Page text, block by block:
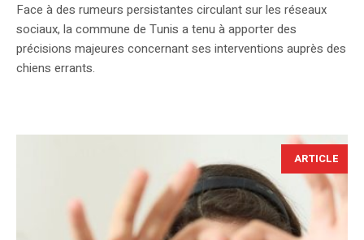
Face à des rumeurs persistantes circulant sur les réseaux
sociaux, la commune de Tunis a tenu à apporter des
précisions majeures concernant ses interventions auprès des
chiens errants.
ARTICLE